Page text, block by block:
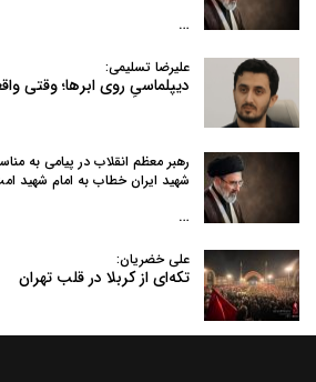
…
علیرضا تسلیمی:
دیپلماسیِ روی ابرها؛ وقتی
رهبر معظم انقلاب در پیامی به‌
شهید ایران خطاب به امام شهید
…
علی خضریان:
تکه‌ای از کربلا در قلب تهران